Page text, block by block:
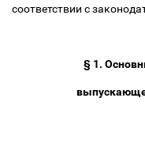
соответствии с
§ 1.